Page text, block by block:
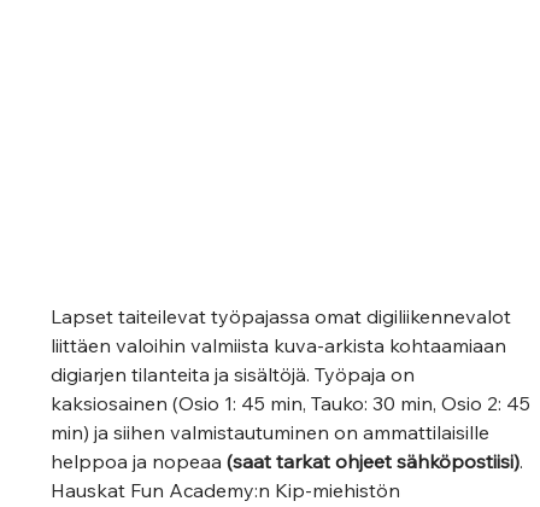
Lapset taiteilevat työpajassa omat digiliikennevalot
liittäen valoihin valmiista kuva-arkista kohtaamiaan
digiarjen tilanteita ja sisältöjä. Työpaja on
kaksiosainen (Osio 1: 45 min, Tauko: 30 min, Osio 2: 45
min) ja siihen valmistautuminen on ammattilaisille
helppoa ja nopeaa (saat tarkat ohjeet sähköpostiisi).
Hauskat Fun Academy:n Kip-miehistön